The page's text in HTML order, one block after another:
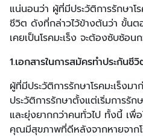
แน่นอนว่า ผู้ที่มีประวัติการรักษาโ
ชีวิต ดังที่กล่าวไว้ข้างต้นว่า ขั้นต
เคยเป็นโรคมะเร็ง จะต้องซับซ้อ
1.เอกสารในการสมัครทำประกันชีวิ
ผู้ที่มีประวัติการรักษาโรคมะเร็งม
ประวัติการรักษาตั้งแต่เริ่มการรัก
และยุ่งยากกว่าคนทั่วไป ทั้งนี้ เพื่
คุณมีสุขภาพที่ดีหลังจากหายจากโ